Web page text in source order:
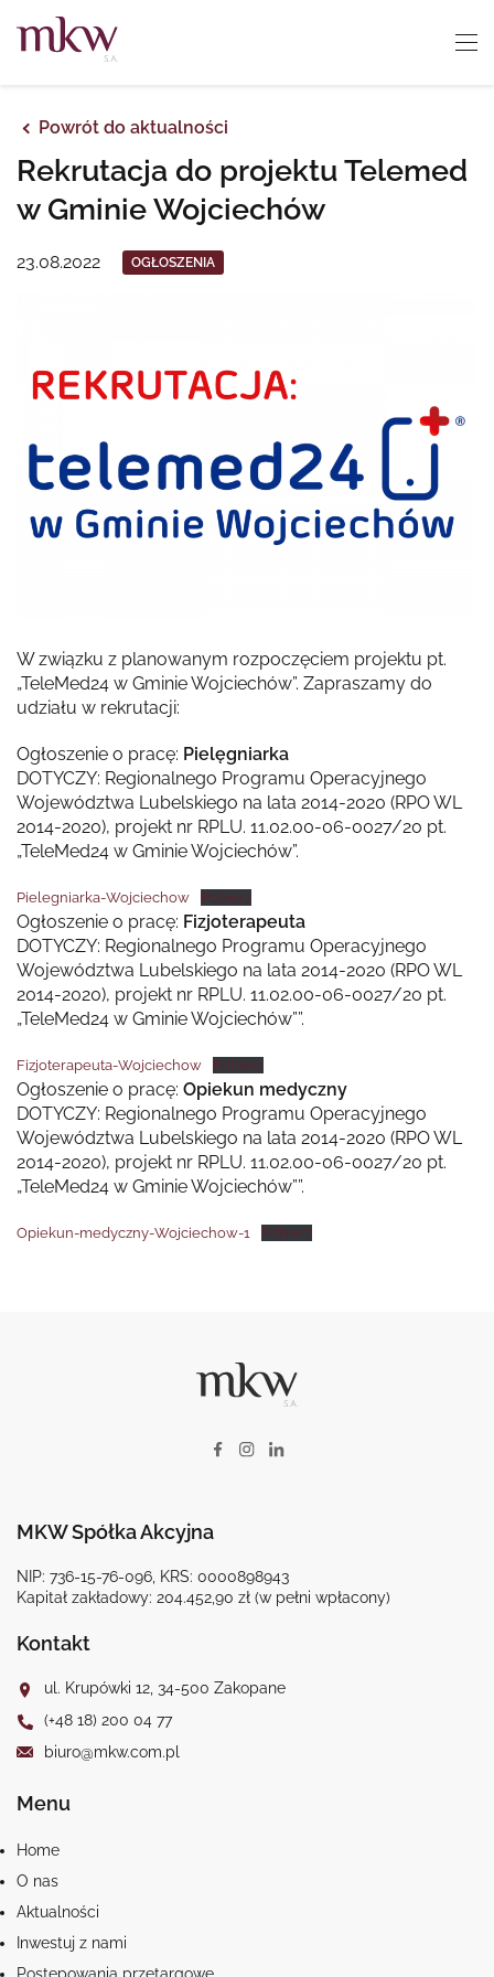
Powrót do aktualności
Rekrutacja do projektu Telemed
w Gminie Wojciechów
23.08.2022 OGŁOSZENIA
W związku z planowanym rozpoczęciem projektu pt.
„TeleMed24 w Gminie Wojciechów”. Zapraszamy do
udziału w rekrutacji:
Ogłoszenie o pracę: Pielęgniarka
DOTYCZY: Regionalnego Programu Operacyjnego
Województwa Lubelskiego na lata 2014-2020 (RPO WL
2014-2020), projekt nr RPLU. 11.02.00-06-0027/20 pt.
„TeleMed24 w Gminie Wojciechów”.
Pielegniarka-Wojciechow Pobierz
Ogłoszenie o pracę: Fizjoterapeuta
DOTYCZY: Regionalnego Programu Operacyjnego
Województwa Lubelskiego na lata 2014-2020 (RPO WL
2014-2020), projekt nr RPLU. 11.02.00-06-0027/20 pt.
„TeleMed24 w Gminie Wojciechów””.
Fizjoterapeuta-Wojciechow Pobierz
Ogłoszenie o pracę: Opiekun medyczny
DOTYCZY: Regionalnego Programu Operacyjnego
Województwa Lubelskiego na lata 2014-2020 (RPO WL
2014-2020), projekt nr RPLU. 11.02.00-06-0027/20 pt.
„TeleMed24 w Gminie Wojciechów””.
Opiekun-medyczny-Wojciechow-1 Pobierz
MKW Spółka Akcyjna
NIP: 736-15-76-096, KRS: 0000898943
Kapitał zakładowy: 204.452,90 zł (w pełni wpłacony)
Kontakt
ul. Krupówki 12, 34-500 Zakopane
(+48 18) 200 04 77
biuro@mkw.com.pl
Menu
Home
O nas
Aktualności
Inwestuj z nami